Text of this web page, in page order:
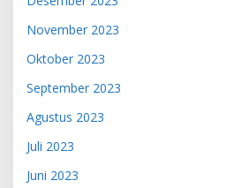
November 2023
Oktober 2023
September 2023
Agustus 2023
Juli 2023
Juni 2023